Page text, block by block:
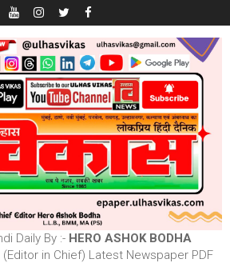
Daily By :- HERO ASHOK BODHA
in Chief) Latest Newspaper PDF